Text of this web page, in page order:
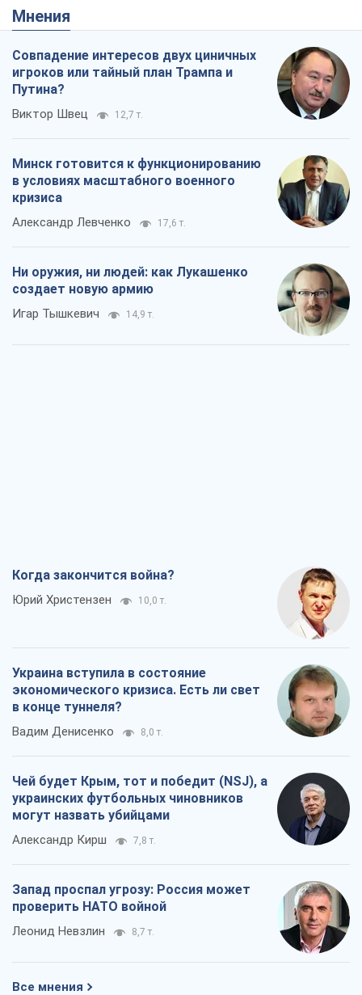
Мнения
Совпадение интересов двух циничных
игроков или тайный план Трампа и
Путина?
Виктор Швец 12,7 т.
Минск готовится к функционированию
в условиях масштабного военного
кризиса
Александр Левченко 17,6 т.
Ни оружия, ни людей: как Лукашенко
создает новую армию
Игар Тышкевич 14,9 т.
Когда закончится война?
Юрий Христензен 10,0 т.
Украина вступила в состояние
экономического кризиса. Есть ли свет
в конце туннеля?
Вадим Денисенко 8,0 т.
Чей будет Крым, тот и победит (NSJ), а
украинских футбольных чиновников
могут назвать убийцами
Александр Кирш 7,8 т.
Запад проспал угрозу: Россия может
проверить НАТО войной
Леонид Невзлин 8,7 т.
Все мнения